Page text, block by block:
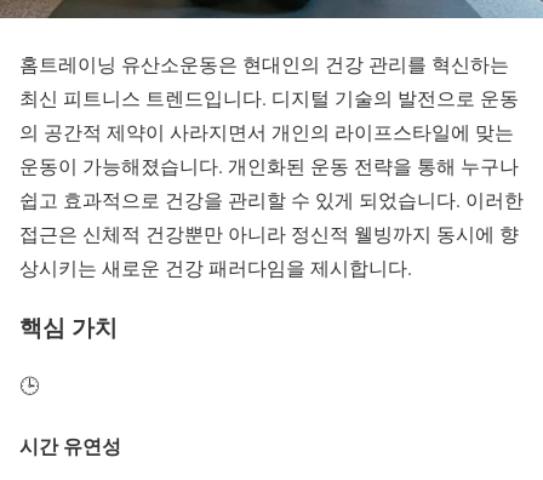
홈트레이닝 유산소운동은 현대인의 건강 관리를 혁신하는
최신 피트니스 트렌드입니다. 디지털 기술의 발전으로 운동
의 공간적 제약이 사라지면서 개인의 라이프스타일에 맞는
운동이 가능해졌습니다. 개인화된 운동 전략을 통해 누구나
쉽고 효과적으로 건강을 관리할 수 있게 되었습니다. 이러한
접근은 신체적 건강뿐만 아니라 정신적 웰빙까지 동시에 향
상시키는 새로운 건강 패러다임을 제시합니다.
핵심 가치
🕒
시간 유연성